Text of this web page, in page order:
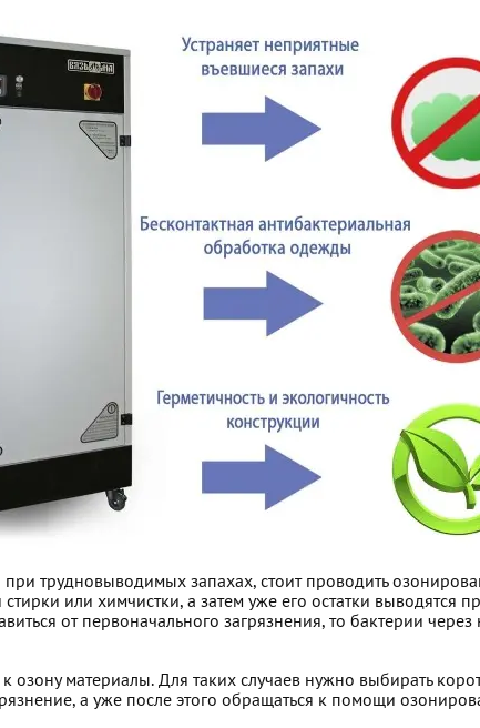
трудновыводимых запахах, стоит проводить
или химчистки, а затем уже его остатки
от первоначального загрязнения, то бактерии
к озону материалы. Для таких случаев нужно выбирать
а уже после этого обращаться к помощи